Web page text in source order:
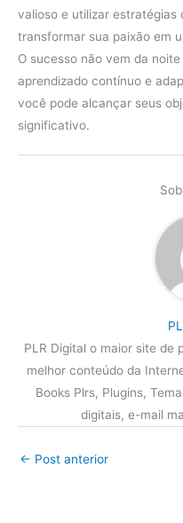
valioso e utilizar estratégias
transformar sua paixão em
O sucesso não vem da
aprendizado contínuo e
você pode alcançar seus
significativo.
PLR Digital o maior site de
melhor conteúdo da
Books Plrs, Plugins,
digitais, e-mail
← Post anterior